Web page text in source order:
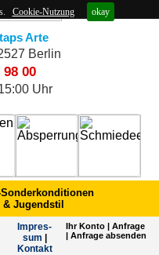
Cookie-Nutzung okay
Arte
Berlin
98 00
Uhr
Jugendstil
Impres­
sum
Kontakt
Ihr Konto| Anfrage
| Anfrage absenden